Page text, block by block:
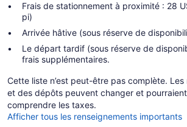
Frais de stationnement à proximité : 28
pi)
Arrivée hâtive (sous réserve de
Le départ tardif (sous réserve de
frais supplémentaires.
Cette liste n’est peut-être pas complète.
et des dépôts peuvent changer et
comprendre les taxes.
Afficher tous les renseignements importants